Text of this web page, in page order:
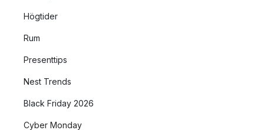
Högtider
Rum
Presenttips
Nest Trends
Black Friday 2026
Cyber Monday